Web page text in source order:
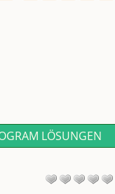
LÖSUNGEN